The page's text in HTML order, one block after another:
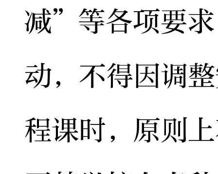
减”等各项要
动，不得因调
程课时，原则